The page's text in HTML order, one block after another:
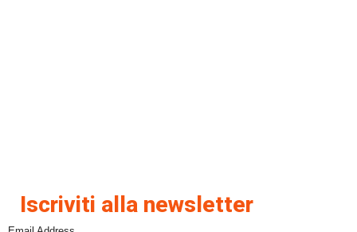
Iscriviti alla newsletter